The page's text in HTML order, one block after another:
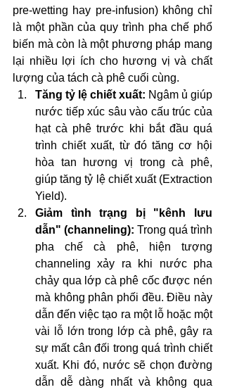
pre-wetting hay pre-infusion) không chỉ
là một phần của quy trình pha chế phổ
biến mà còn là một phương pháp mang
lại nhiều lợi ích cho hương vị và chất
lượng của tách cà phê cuối cùng.
Tăng tỷ lệ chiết xuất: Ngâm ủ giúp
nước tiếp xúc sâu vào cấu trúc của
hạt cà phê trước khi bắt đầu quá
trình chiết xuất, từ đó tăng cơ hội
hòa tan hương vị trong cà phê,
giúp tăng tỷ lệ chiết xuất (Extraction
Yield).
Giảm tình trạng bị "kênh lưu
dẫn" (channeling): Trong quá trình
pha chế cà phê, hiện tượng
channeling xảy ra khi nước pha
chảy qua lớp cà phê cốc được nén
mà không phân phối đều. Điều này
dẫn đến việc tạo ra một lỗ hoặc một
vài lỗ lớn trong lớp cà phê, gây ra
sự mất cân đối trong quá trình chiết
xuất. Khi đó, nước sẽ chọn đường
dẫn dễ dàng nhất và không qua